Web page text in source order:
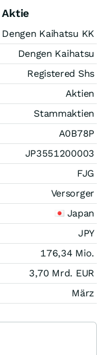
Aktie
Dengen Kaihatsu KK
Dengen Kaihatsu
Registered Shs
Aktien
Stammaktien
A0B78P
JP3551200003
FJG
Versorger
Japan
JPY
176,34 Mio.
3,70 Mrd. EUR
März